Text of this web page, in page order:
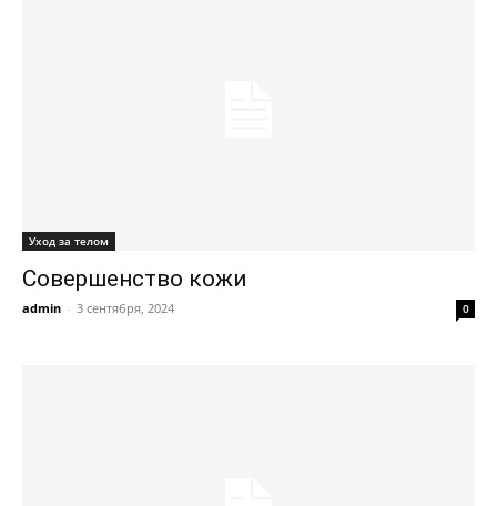
Уход за телом
Совершенство кожи
admin - 3 сентября, 2024 0